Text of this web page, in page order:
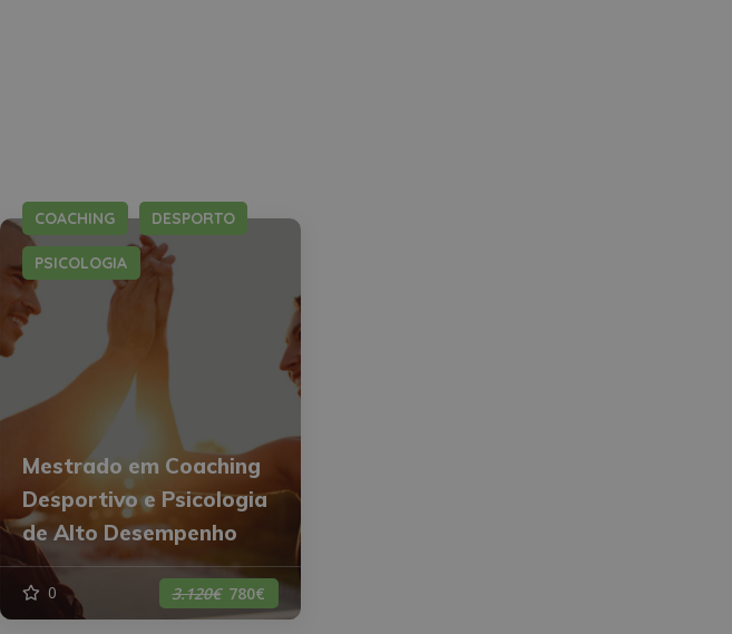
COACHING DESPORTO
PSICOLOGIA
Mestrado em Coaching
Desportivo e Psicologia
de Alto Desempenho
0 3.120€ 780€